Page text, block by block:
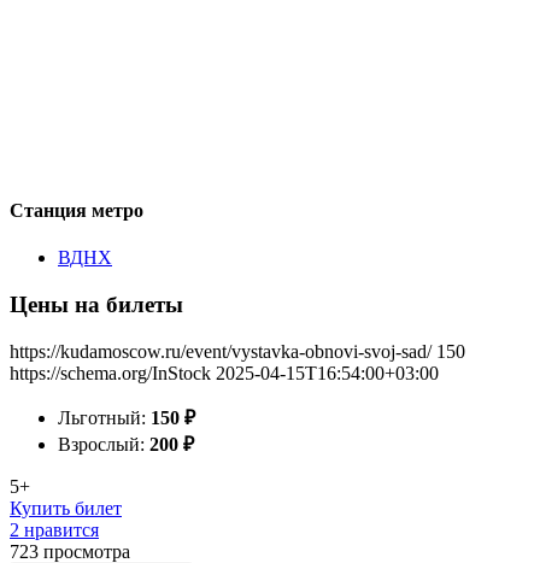
Станция метро
ВДНХ
Цены на билеты
https://kudamoscow.ru/event/vystavka-obnovi-svoj-sad/ 150
https://schema.org/InStock 2025-04-15T16:54:00+03:00
Льготный: 150 ₽
Взрослый: 200 ₽
5+
Купить билет
2 нравится
723 просмотра